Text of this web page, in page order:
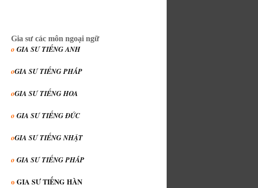
Gia sư các môn ngoại ngữ
o GIA SƯ TIẾNG ANH
oGIA SƯ TIẾNG PHÁP
oGIA SƯ TIẾNG HOA
o GIA SƯ TIẾNG ĐỨC
oGIA SƯ TIẾNG NHẬT
o GIA SƯ TIẾNG PHÁP
oGIA SƯ TIẾNG HÀN